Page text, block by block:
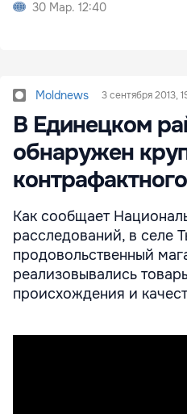
30 Мар. 12:40
Moldnews 3 сентября 2013,
В Единецком
обнаружен
Как сообщает
расследований, в селе
продовольственный
реализовывались
происхождения и